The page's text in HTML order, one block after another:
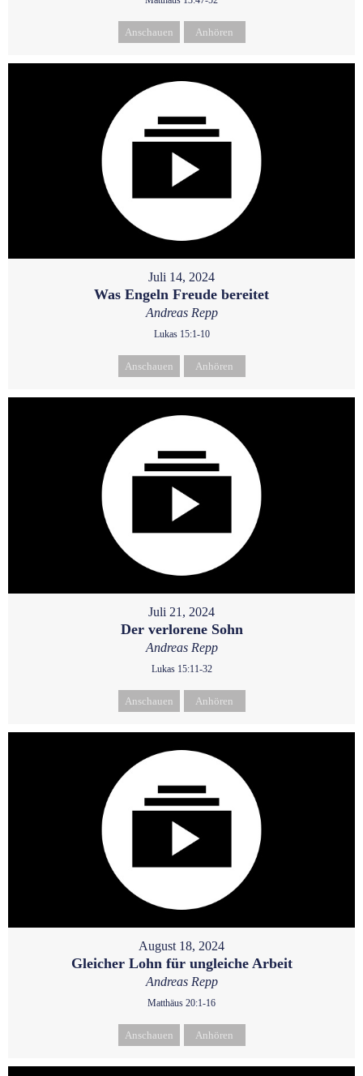
Anschauen Anhören
Juli 14, 2024
Was Engeln Freude bereitet
Andreas Repp
Lukas 15:1-10
Anschauen Anhören
Juli 21, 2024
Der verlorene Sohn
Andreas Repp
Lukas 15:11-32
Anschauen Anhören
August 18, 2024
Gleicher Lohn für ungleiche Arbeit
Andreas Repp
Matthäus 20:1-16
Anschauen Anhören